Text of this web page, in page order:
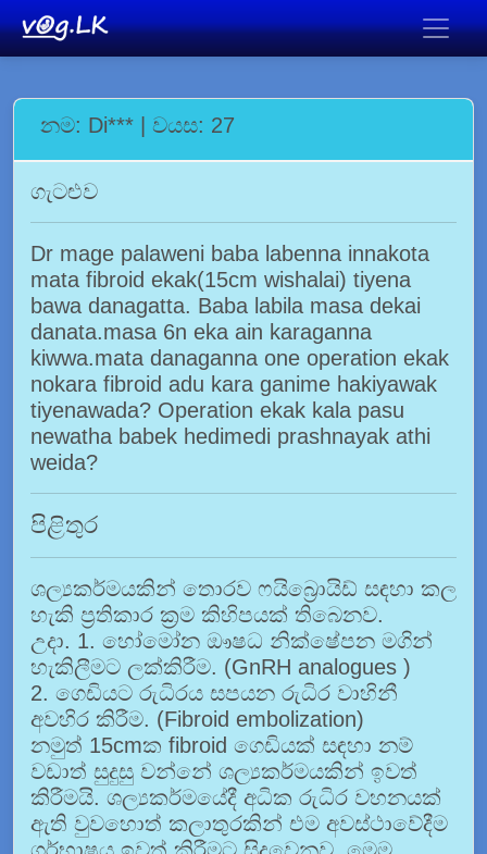
නම: Di*** | වයස: 27
ගැටළුව
Dr mage palaweni baba labenna innakota
mata fibroid ekak(15cm wishalai) tiyena
bawa danagatta. Baba labila masa dekai
danata.masa 6n eka ain karaganna
kiwwa.mata danaganna one operation ekak
nokara fibroid adu kara ganime hakiyawak
tiyenawada? Operation ekak kala pasu
newatha babek hedimedi prashnayak athi
weida?
පිළිතුර
ශල්‍යකර්මයකින් තොරව ෆයිබ්‍රොයිඩ් සඳහා කල
හැකි ප්‍රතිකාර ක්‍රම කිහිපයක් තිබෙනව.
උදා. 1. හෝමෝන ඖෂධ නික්ෂේපන මගින්
හැකිලීමට ලක්කිරීම. (GnRH analogues )
2. ගෙඩියට රුධිරය සපයන රුධිර වාහිනී
අවහිර කිරීම. (Fibroid embolization)
නමුත් 15cmක fibroid ගෙඩියක් සඳහා නම්
වඩාත් සුදුසු වන්නේ ශල්‍යකර්මයකින් ඉවත්
කිරීමයි. ශල්‍යකර්මයේදී අධික රුධිර වහනයක්
ඇති වුවහොත් කලාතුරකින් එම අවස්ථාවේදීම